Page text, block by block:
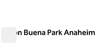
Hilton Buena Park Anaheim